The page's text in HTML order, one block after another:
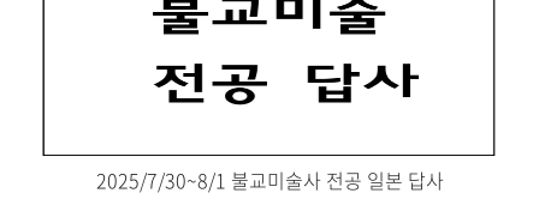
2025/7/30~8/1 불교미술사 전공 일본 답사